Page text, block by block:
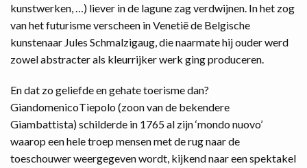
kunstwerken, …) liever in de lagune zag verdwijnen. In het zog
van het futurisme verscheen in Venetië de Belgische
kunstenaar Jules Schmalzigaug, die naarmate hij ouder werd
zowel abstracter als kleurrijker werk ging produceren.
En dat zo geliefde en gehate toerisme dan?
GiandomenicoTiepolo (zoon van de bekendere
Giambattista) schilderde in 1765 al zijn ‘mondo nuovo’
waarop een hele troep mensen met de rug naar de
toeschouwer weergegeven wordt, kijkend naar een spektakel